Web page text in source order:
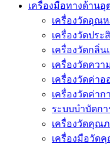
เครื่องมือทางด้านอุ
เครื่องวัดอุณ
เครื่องวัดประ
เครื่องวัดกลิ่
เครื่องวัดควา
เครื่องวัดค่าอ
เครื่องวัดค่าก
ระบบบำบัดก
เครื่องวัดคุณ
เครื่องมือวัด